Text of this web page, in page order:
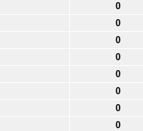
0
0
0
0
0
0
0
0